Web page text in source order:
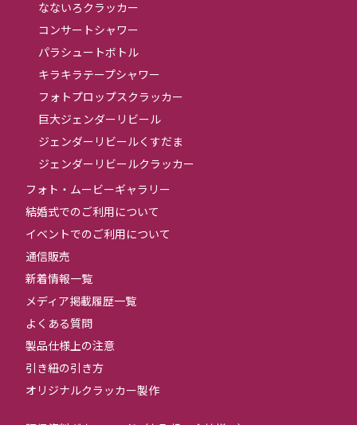
なないろクラッカー
コンサートシャワー
パラシュートボトル
キラキラテープシャワー
フォトプロップスクラッカー
巨大ジェンダーリビール
ジェンダーリビールくすだま
ジェンダーリビールクラッカー
フォト・ムービーギャラリー
結婚式でのご利用について
イベントでのご利用について
通信販売
新着情報一覧
メディア掲載履歴一覧
よくある質問
製品仕様上の注意
引き紐の引き方
オリジナルクラッカー製作